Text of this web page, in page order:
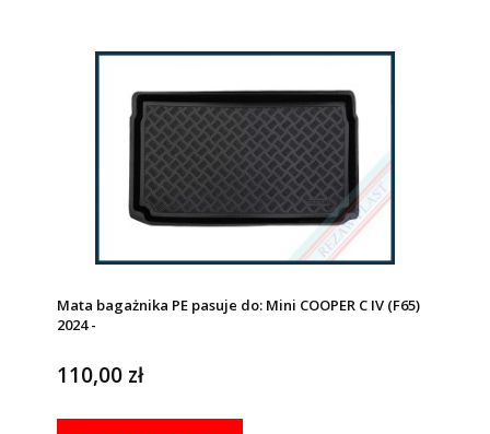
Mata bagażnika PE pasuje do: Mini COOPER C IV (F65)
2024 -
110,00 zł